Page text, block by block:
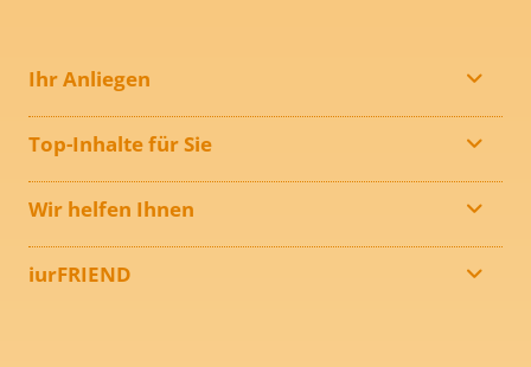
Ihr Anliegen
Top-Inhalte für Sie
Wir helfen Ihnen
iurFRIEND